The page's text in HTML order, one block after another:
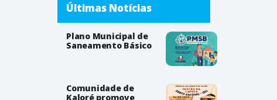
Últimas Notícias
Plano Municipal de
Saneamento Básico
Comunidade de
Kaloré promove